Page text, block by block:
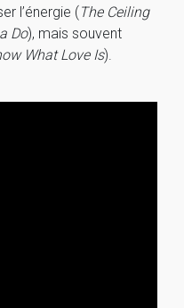
l’énergie (The Ceiling
Do), mais souvent
What Love Is).